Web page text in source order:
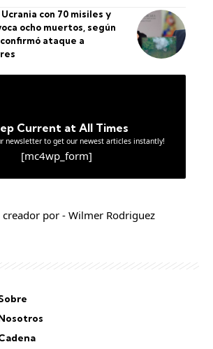
con 70 misiles y
ocho muertos, según
ataque a
Current at All Times
newsletter to get our newest articles instantly!
[mc4wp_form]
por - Wilmer Rodriguez